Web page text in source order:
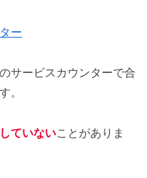
ー
サービスカウンターで合
。
ていないことがありま